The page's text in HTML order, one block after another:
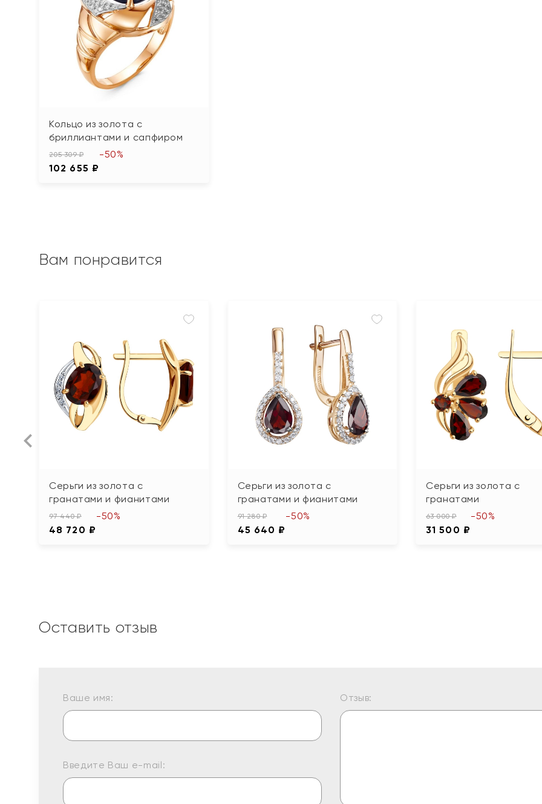
Кольцо из золота с
бриллиантами и сапфиром
205 309 ₽
102 655 ₽
-50%
Вам понравится
Серьги из золота с
гранатами и фианитами
97 440 ₽
48 720 ₽
-50%
Серьги из золота с
гранатами и фианитами
91 280 ₽
45 640 ₽
-50%
Серьги из золота с
гранатами
63 000 ₽
31 500 ₽
-50%
Оставить отзыв
Ваше имя:
Введите Ваш e-mail:
Отзыв: